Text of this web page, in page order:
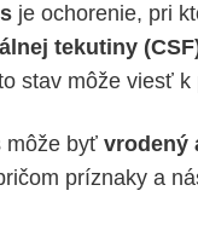
je ochorenie, pri
tekutiny
stav môže viesť k
môže byť vrodený
príznaky a